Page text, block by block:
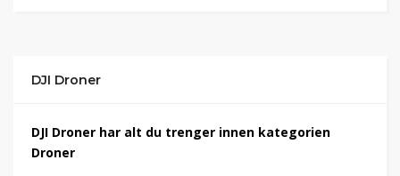
DJI Droner
DJI Droner har alt du trenger innen kategorien
Droner